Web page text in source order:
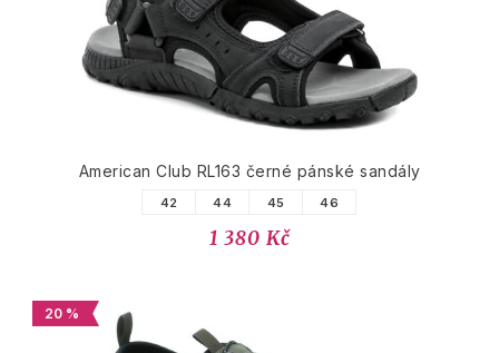
American Club RL163 černé pánské sandály
42 44 45 46
1 380 Kč
20 %